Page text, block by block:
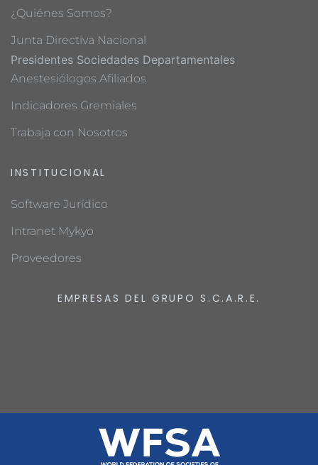
¿Quiénes Somos?
Junta Directiva Nacional
Presidentes Sociedades Departamentales
Anestesiólogos Afiliados
Indicadores Gremiales
Trabaja con Nosotros
INSTITUCIONAL
Software Jurídico
Intranet Mykyo
Proveedores
EMPRESAS DEL GRUPO S.C.A.R.E.